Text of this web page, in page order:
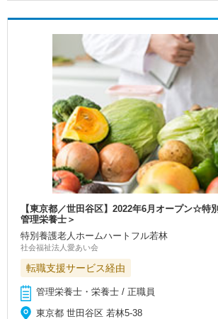
【東京都／世田谷区】2022年6月オープン☆特
管理栄養士＞
特別養護老人ホームハートフル若林
社会福祉法人愛あい会
転職支援サービス経由
管理栄養士・栄養士 / 正職員
東京都 世田谷区 若林5-38